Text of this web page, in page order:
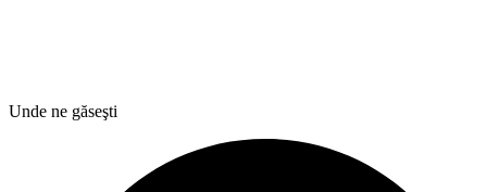
Unde ne găseşti